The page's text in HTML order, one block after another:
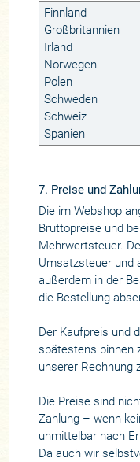
Finnland
Großbritannien
Irland
Norwegen
Polen
Schweden
Schweiz
Spanien
7. Preise und
Die im Webshop
Bruttopreise und
Mehrwertsteuer.
Umsatzsteuer und
außerdem in der
die Bestellung
Der Kaufpreis und
spätestens binnen
unserer Rechnung
Die Preise sind
Zahlung – wenn
unmittelbar nach
Da auch wir